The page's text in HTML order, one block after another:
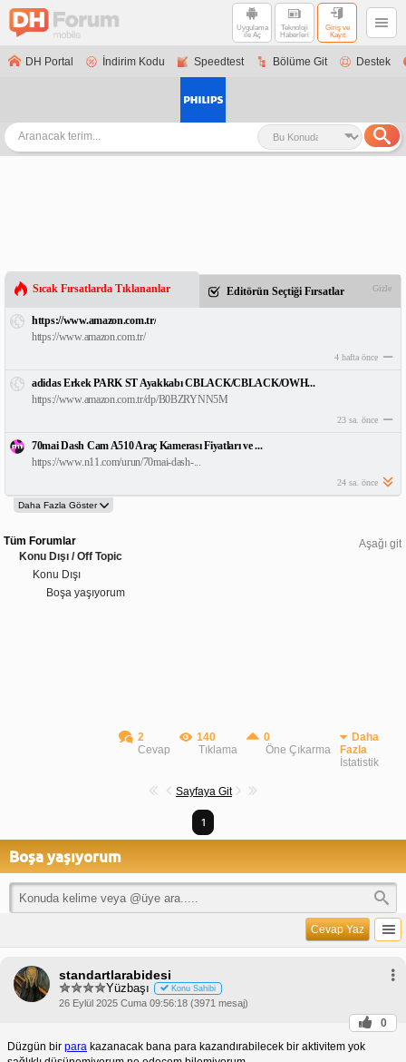
Uygulama
ile Aç
Teknoloji
Haberleri
Giriş ve
Kayıt
DH Portal İndirim Kodu Speedtest Bölüme Git Destek
Sıcak Fırsatlarda Tıklananlar Editörün Seçtiği Fırsatlar Gizle
https://www.amazon.com.tr/
https://www.amazon.com.tr/
4 hafta önce
adidas Erkek PARK ST Ayakkabı CBLACK/CBLACK/OWH...
https://www.amazon.com.tr/dp/B0BZRYNN5M
23 sa. önce
70mai Dash Cam A510 Araç Kamerası Fiyatları ve ...
https://www.n11.com/urun/70mai-dash-...
24 sa. önce
Aşağı git
Tüm Forumlar
Konu Dışı / Off Topic
Konu Dışı
Boşa yaşıyorum
2
Cevap
140
Tıklama
0
Öne Çıkarma
Daha
Fazla
İstatistik
Sayfaya Git
1
Boşa yaşıyorum
Cevap Yaz
standartlarabidesi
Yüzbaşı Konu Sahibi
26 Eylül 2025 Cuma 09:56:18 (3971 mesaj)
0
Düzgün bir para kazanacak bana para kazandırabilecek bir aktivitem yok